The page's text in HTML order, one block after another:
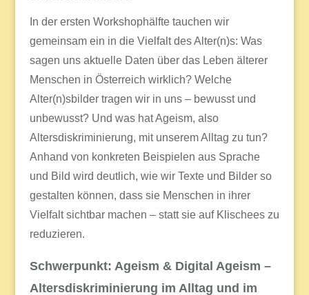
In der ersten Workshophälfte tauchen wir
gemeinsam ein in die Vielfalt des Alter(n)s: Was
sagen uns aktuelle Daten über das Leben älterer
Menschen in Österreich wirklich? Welche
Alter(n)sbilder tragen wir in uns – bewusst und
unbewusst? Und was hat Ageism, also
Altersdiskriminierung, mit unserem Alltag zu tun?
Anhand von konkreten Beispielen aus Sprache
und Bild wird deutlich, wie wir Texte und Bilder so
gestalten können, dass sie Menschen in ihrer
Vielfalt sichtbar machen – statt sie auf Klischees zu
reduzieren.
Schwerpunkt: Ageism & Digital Ageism –
Altersdiskriminierung im Alltag und im